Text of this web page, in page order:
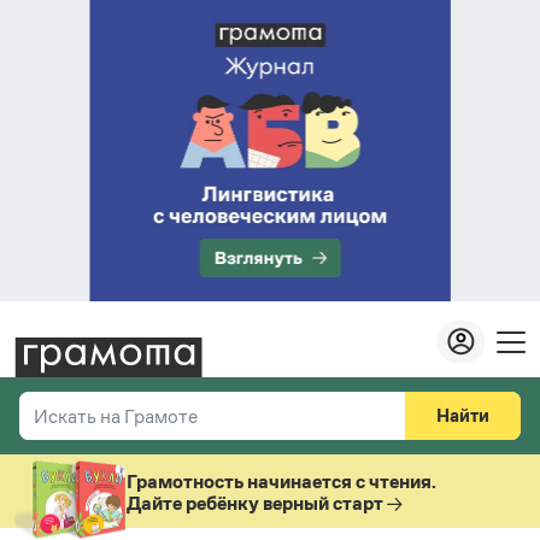
Искать на Грамоте
Справочная служба
Найти
Везде